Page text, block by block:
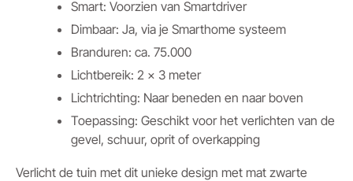
Smart: Voorzien van Smartdriver
Dimbaar: Ja, via je Smarthome systeem
Branduren: ca. 75.000
Lichtbereik: 2 x 3 meter
Lichtrichting: Naar beneden en naar boven
Toepassing: Geschikt voor het verlichten van de
gevel, schuur, oprit of overkapping
Verlicht de tuin met dit unieke design met mat zwarte